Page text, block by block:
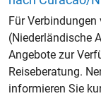
Für Verbindungen
(Niederländische
Angebote zur
Reiseberatung.
informieren Sie